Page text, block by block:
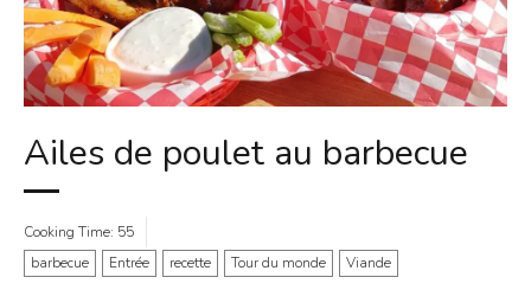
Ailes de poulet au barbecue
Cooking Time: 55
barbecue
Entrée recette Tour du monde Viande